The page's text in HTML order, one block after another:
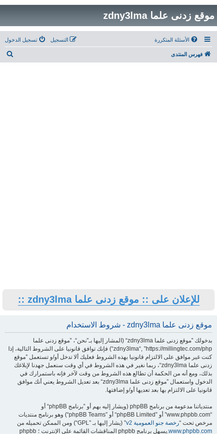
موقع زدنى علما zdny3lma
الأسئلة المتكررة تسجيل الدخول التسجيل
فهرس المنتدى
للإعلان على :: موقع زدنى علما zdny3lma ::
موقع زدنى علما zdny3lma - شروط الاستخدام
بدخولك ”موقع زدنى علما zdny3lma“ (المشار إليها بـ”نحن“، ”موقع زدنى علما
zdny3lma“, ”https://millingtec.com/php“) فإنك توافق قانونيا على الشروط التالية، إذا
كنت غير موافق على الالتزام قانونيا بهذه الشروط فعليك ألا تدخل أو/و تستعمل ”موقع
زدنى علما zdny3lma“، ربما نغير في هذه الشروط في أي وقت سنعمل جهدنا لإبلاغك
بذلك، ومع أنه من الحكمة أن تطالع هذه الشروط من وقت لآخر فإنه باستمرارك في
الدخول واستعمال ”موقع زدنى علما zdny3lma“ بعد تعديل الشروط يعني أنك موافق
قانونيا على الالتزام بها بعد تعديها أو/و إضافتها.
منتدياتنا مدعومة من برنامج phpBB (ويشار إليه بهم أو ”برنامج phpBB“ أو
“www.phpbb.com” أو ”phpBB Limited“ أو ”phpBB Teams“) وهو برنامج منتديات
مرخص تحت “رخصة جنو العمومية v2
” (يشار إليها بـ ”GPL“) ومن الممكن تحميله من
www.phpbb.com
.يسهل برنامج phpbb المناقشات القائمة على الإنترنت ؛ phpbb